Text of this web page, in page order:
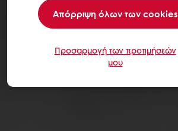
Aπόρριψη όλων των cookies
Προσαρμογή των προτιμήσεών
μου